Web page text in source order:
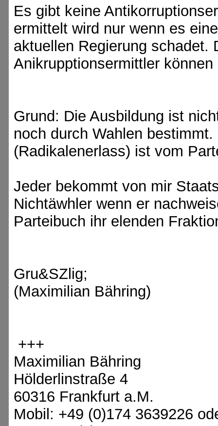
Es gibt keine
ermittelt wird nur wenn es
aktuellen Regierung schadet.
Anikrupptionsermittler
Grund: Die Ausbildung ist
noch durch Wahlen
(Radikalenerlass) ist vom
Jeder bekommt von mir
Nichtäwhler wenn er
Parteibuch ihr elenden
Gru&SZlig;
(Maximilian Bähring)
+++
Maximilian Bähring
Hölderlinstraße 4
60316 Frankfurt a.M.
Mobil: +49 (0)174 3639226